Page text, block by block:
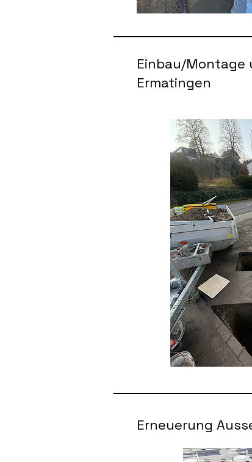
Einbau/Montage
Ermatingen
Erneuerung